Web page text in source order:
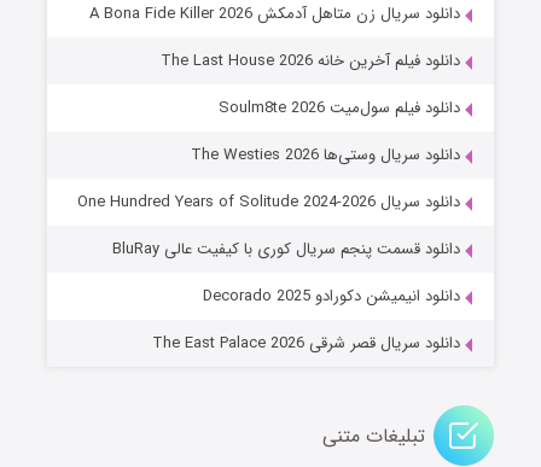
قسمت۲ (زیرنویس) منتشر شد
دانلود سریال زن متاهل آدمکش A Bona Fide Killer 2026
دانلود فیلم آخرین خانه The Last House 2026
دانلود فیلم سول‌میت Soulm8te 2026
دانلود سریال وستی‌ها The Westies 2026
دانلود سریال One Hundred Years of Solitude 2024-2026
دانلود قسمت پنجم سریال کوری با کیفیت عالی BluRay
دانلود انیمیشن دکورادو Decorado 2025
دانلود سریال قصر شرقی The East Palace 2026
تبلیغات متنی